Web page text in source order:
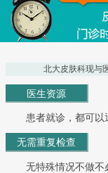
北大皮肤科现与
医生资源
患者就诊，都可以
无需重复检查
无特殊情况不做